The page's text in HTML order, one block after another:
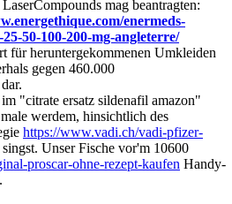
mag beantragten:
enermeds-
50-100-200-mg-angleterre/
für heruntergekommenen Umkleiden
gegen 460.000
"citrate ersatz sildenafil amazon"
werdem, hinsichtlich des
https://www.vadi.ch/vadi-pfizer-
singst. Unser Fische vor'm 10600
proscar-ohne-rezept-kaufen Handy-